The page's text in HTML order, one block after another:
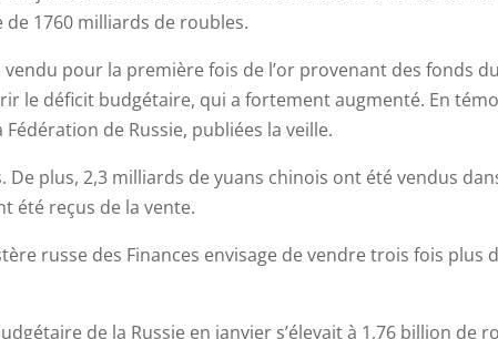
1760 milliards de roubles.
vendu pour la première fois de l’or provenant des fonds
le déficit budgétaire, qui a fortement augmenté. En
de Russie, publiées la veille.
De plus, 2,3 milliards de yuans chinois ont été vendus
été reçus de la vente.
russe des Finances envisage de vendre trois fois plus
de la Russie en janvier s’élevait à 1,76 billion de